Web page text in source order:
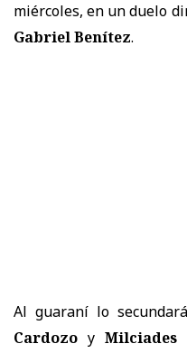
miércoles, en un duelo
Gabriel Benítez.
Al guaraní lo
Cardozo yMilciades